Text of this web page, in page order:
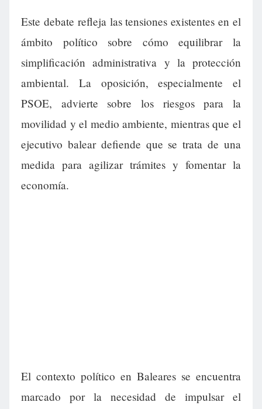
Este debate refleja las tensiones existentes en el
ámbito político sobre cómo equilibrar la
simplificación administrativa y la protección
ambiental. La oposición, especialmente el
PSOE, advierte sobre los riesgos para la
movilidad y el medio ambiente, mientras que el
ejecutivo balear defiende que se trata de una
medida para agilizar trámites y fomentar la
economía.
El contexto político en Baleares se encuentra
marcado por la necesidad de impulsar el